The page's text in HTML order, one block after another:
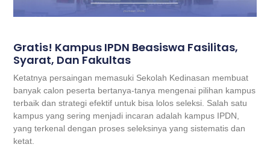
Gratis! Kampus IPDN Beasiswa Fasilitas,
Syarat, Dan Fakultas
Ketatnya persaingan memasuki Sekolah Kedinasan membuat
banyak calon peserta bertanya-tanya mengenai pilihan kampus
terbaik dan strategi efektif untuk bisa lolos seleksi. Salah satu
kampus yang sering menjadi incaran adalah kampus IPDN,
yang terkenal dengan proses seleksinya yang sistematis dan
ketat.